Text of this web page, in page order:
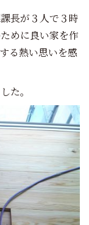
長が３人で３時
めに良い家を作
る熱い思いを感
た。